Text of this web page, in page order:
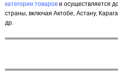
категории товарови осуществляется
страны, включая Актобе, Астану,
др.